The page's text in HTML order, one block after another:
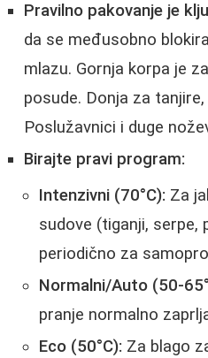
Pravilno pakovanje je
da se međusobno
mlazu. Gornja korpa je
posude. Donja za
Poslužavnici i duge
Birajte pravi program:
Intenzivni (70°C): Za
sudove (tiganji, serpe,
periodično za
Normalni/Auto (50-
pranje normalno
Eco (50°C): Za blago